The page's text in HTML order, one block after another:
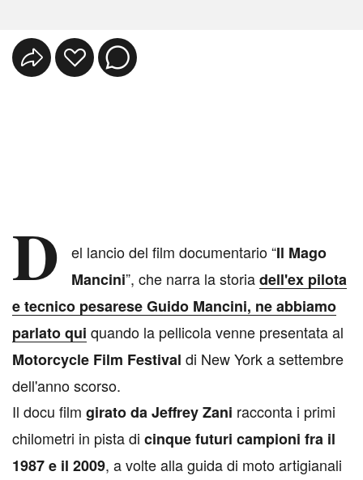
D el lancio del film documentario “Il Mago
Mancini”, che narra la storiadell'ex pilota
e tecnico pesarese Guido Mancini, ne abbiamo
parlato qui quando la pellicola venne presentata al
Motorcycle Film Festival di New York a settembre
dell'anno scorso.
Il docu film girato da Jeffrey Zani racconta i primi
chilometri in pista di cinque futuri campioni fra il
1987 e il 2009, a volte alla guida di moto artigianali